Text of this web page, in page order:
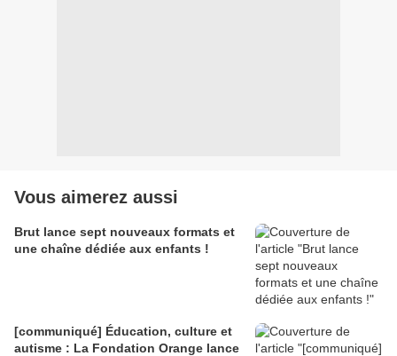
Vous aimerez aussi
Brut lance sept nouveaux formats et
une chaîne dédiée aux enfants !
[communiqué] Éducation, culture et
autisme : La Fondation Orange lance